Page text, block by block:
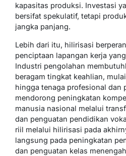
kapasitas produksi. Investasi
bersifat spekulatif, tetapi
jangka panjang.
Lebih dari itu, hilirisasi
penciptaan lapangan kerja
Industri pengolahan
beragam tingkat keahlian,
hingga tenaga profesional dan
mendorong peningkatan
manusia nasional melalui
dan penguatan pendidikan
riil melalui hilirisasi pada
langsung pada peningkatan
dan penguatan kelas